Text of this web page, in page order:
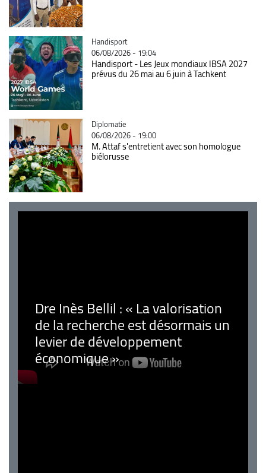
Catégorie
Handisport
06/08/2026 - 19:04
Handisport - Les Jeux mondiaux IBSA 2027
prévus du 26 mai au 6 juin à Tachkent
Catégorie
Diplomatie
06/08/2026 - 19:00
M. Attaf s'entretient avec son homologue
biélorusse
Dre Inès Bellil : « La valorisation
de la recherche est désormais un
levier de développement
économique »